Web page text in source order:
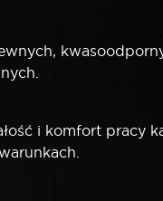
i komfort pracy